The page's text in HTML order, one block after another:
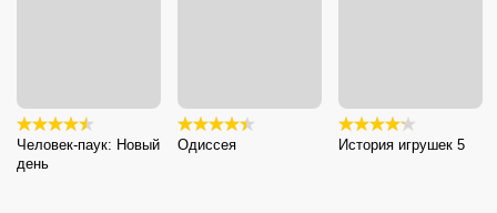
Человек-паук: Новый
день
Одиссея История игрушек 5